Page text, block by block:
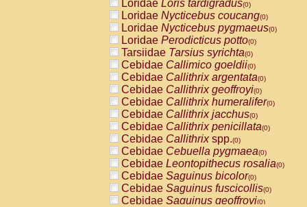
Loridae Loris tardigradus(0)
Loridae Nycticebus coucang(0)
Loridae Nycticebus pygmaeus(0)
Loridae Perodicticus potto(0)
Tarsiidae Tarsius syrichta(0)
Cebidae Callimico goeldii(0)
Cebidae Callithrix argentata(0)
Cebidae Callithrix geoffroyi(0)
Cebidae Callithrix humeralifer(0)
Cebidae Callithrix jacchus(0)
Cebidae Callithrix penicillata(0)
Cebidae Callithrixspp.(0)
Cebidae Cebuella pygmaea(0)
Cebidae Leontopithecus rosalia(0)
Cebidae Saguinus bicolor(0)
Cebidae Saguinus fuscicollis(0)
Cebidae Saguinus geoffroyi(0)